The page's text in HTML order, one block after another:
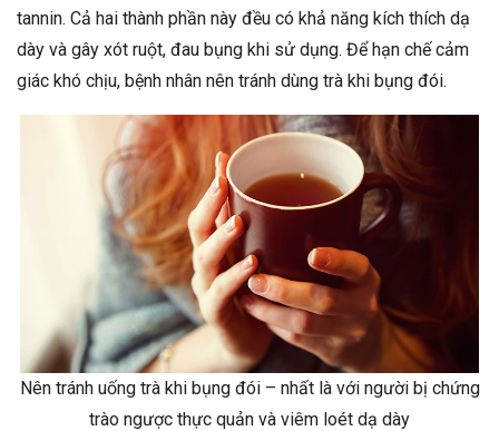
tannin. Cả hai thành phần này đều có khả năng kích thích dạ
dày và gây xót ruột, đau bụng khi sử dụng. Để hạn chế cảm
giác khó chịu, bệnh nhân nên tránh dùng trà khi bụng đói.
Nên tránh uống trà khi bụng đói – nhất là với người bị chứng
trào ngược thực quản và viêm loét dạ dày